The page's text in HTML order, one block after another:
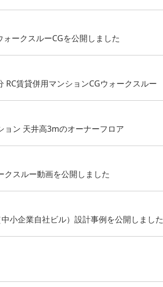
ークスルーCGを公開しました
RC賃貸併用マンションCGウォークスルー
ョン 天井高3mのオーナーフロア
クスルー動画を公開しました
小企業自社ビル）設計事例を公開しました